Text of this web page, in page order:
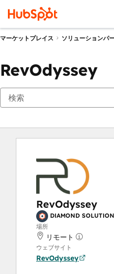
マーケットプレイス ソリューションパ
RevOdyssey
RevOdyssey
DIAMOND
場所
リモート
ウェブサイト
RevOdyssey